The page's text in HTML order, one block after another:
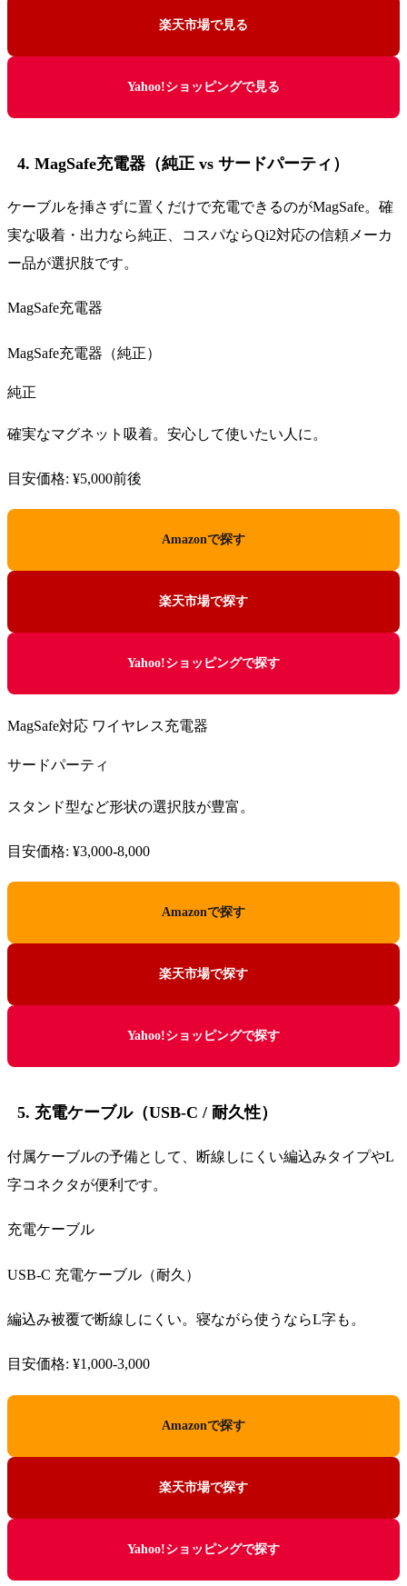
楽天市場で見る
Yahoo!ショッピングで見る
4. MagSafe充電器（純正 vs サードパーティ）
ケーブルを挿さずに置くだけで充電できるのがMagSafe。確
実な吸着・出力なら純正、コスパならQi2対応の信頼メーカ
ー品が選択肢です。
MagSafe充電器
MagSafe充電器（純正）
純正
確実なマグネット吸着。安心して使いたい人に。
目安価格: ¥5,000前後
Amazonで探す
楽天市場で探す
Yahoo!ショッピングで探す
MagSafe対応 ワイヤレス充電器
サードパーティ
スタンド型など形状の選択肢が豊富。
目安価格: ¥3,000-8,000
Amazonで探す
楽天市場で探す
Yahoo!ショッピングで探す
5. 充電ケーブル（USB-C / 耐久性）
付属ケーブルの予備として、断線しにくい編込みタイプやL
字コネクタが便利です。
充電ケーブル
USB-C 充電ケーブル（耐久）
編込み被覆で断線しにくい。寝ながら使うならL字も。
目安価格: ¥1,000-3,000
Amazonで探す
楽天市場で探す
Yahoo!ショッピングで探す